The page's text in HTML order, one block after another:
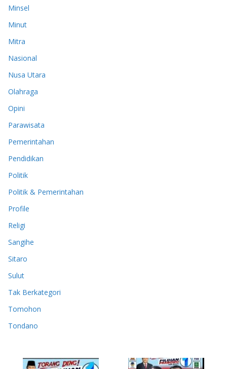
Minsel
Minut
Mitra
Nasional
Nusa Utara
Olahraga
Opini
Parawisata
Pemerintahan
Pendidikan
Politik
Politik & Pemerintahan
Profile
Religi
Sangihe
Sitaro
Sulut
Tak Berkategori
Tomohon
Tondano